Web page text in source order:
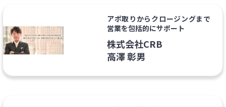
アポ取りからクロージングまで
営業を包括的にサポート
株式会社CRB
高澤 彰男